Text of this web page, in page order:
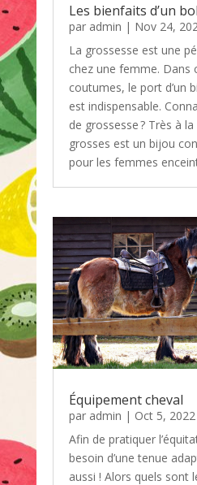
Les bienfaits d’un
par admin | Nov 24,
La grossesse est une
chez une femme. Dans
coutumes, le port d’un
est indispensable.
de grossesse ? Très à
grosses est un bijou
pour les femmes
Équipement cheval
par admin | Oct 5, 2022
Afin de pratiquer
besoin d’une tenue
aussi ! Alors quels sont